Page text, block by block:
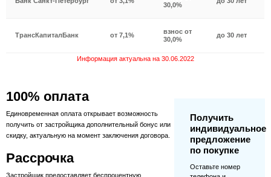
30,0%
ТрансКапиталБанк от 7,1%
взнос от
30,0%
до 30 лет
Информация актуальна на 30.06.2022
Получить
индивидуальное
предложение
по покупке
Оставьте номер
100% оплата
Единовременная оплата открывает возможность
получить от застройщика дополнительный бонус или
скидку, актуальную на момент заключения договора.
Рассрочка
Застройщик предоставляет беспроцентную